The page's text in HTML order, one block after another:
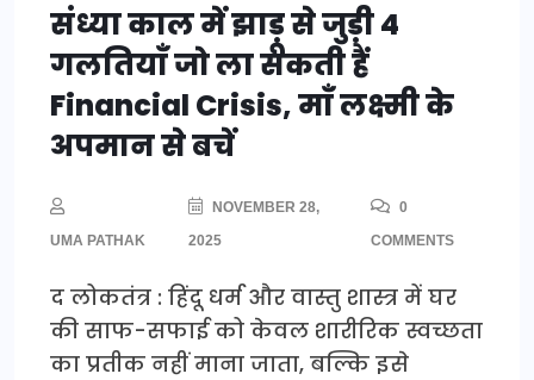
संध्या काल में झाड़ू से जुड़ी 4
गलतियाँ जो ला सकती हैं
Financial Crisis, माँ लक्ष्मी के
अपमान से बचें
UMA PATHAK
NOVEMBER 28,
2025
0
COMMENTS
द लोकतंत्र : हिंदू धर्म और वास्तु शास्त्र में घर
की साफ-सफाई को केवल शारीरिक स्वच्छता
का प्रतीक नहीं माना जाता, बल्कि इसे